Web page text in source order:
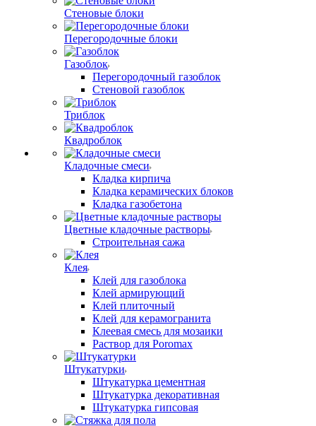
Стеновые блоки
Перегородочные блоки
Газоблок
Перегородочный газоблок
Стеновой газоблок
Триблок
Квадроблок
Кладочные смеси
Кладка кирпича
Кладка керамических блоков
Кладка газобетона
Цветные кладочные растворы
Строительная сажа
Клея
Клей для газоблока
Клей армирующий
Клей плиточный
Клей для керамогранита
Клеевая смесь для мозаики
Раствор для Poromax
Штукатурки
Штукатурка цементная
Штукатурка декоративная
Штукатурка гипсовая